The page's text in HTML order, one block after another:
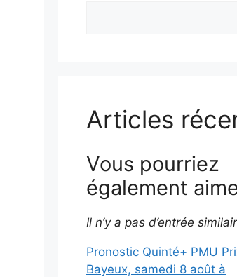
Articles
Vous pourriez
également
Il n’y a pas d’entrée
Pronostic Quinté+ PMU
Bayeux, samedi 8 août à